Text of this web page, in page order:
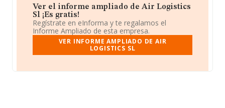
Ver el informe ampliado de Air Logistics
Sl ¡Es gratis!
Regístrate en eInforma y te regalamos el
Informe Ampliado de esta empresa.
VER INFORME AMPLIADO DE AIR
LOGISTICS SL